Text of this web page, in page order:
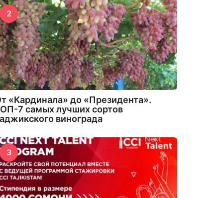
2
«Кардинала» до «Президента».
7 самых лучших сортов
винограда
3